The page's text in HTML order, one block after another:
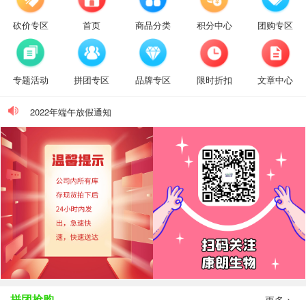
砍价专区 首页 商品分类 积分中心 团购专区
专题活动 拼团专区 品牌专区 限时折扣 文章中心
2023清明节放假通知
2022年端午放假通知
通知，放假三天！不调休！
康朗生物|放假通知已经来了！！！
康朗生物2021端午放假通知
康朗生物2021五一放假通知
康朗生物春节放假通知
2023清明节放假通知